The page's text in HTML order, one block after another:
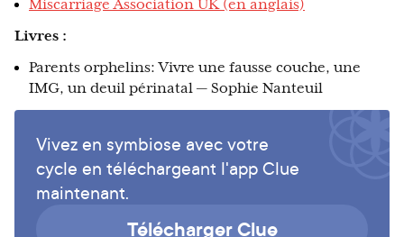
Miscarriage Association UK (en anglais)
Livres :
Parents orphelins: Vivre une fausse couche, une
IMG, un deuil périnatal — Sophie Nanteuil
Vivez en symbiose avec votre
cycle en téléchargeant l'app Clue
maintenant.
Télécharger Clue